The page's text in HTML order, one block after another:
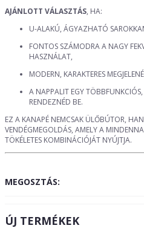
AJÁNLOTT VÁLASZTÁS, HA:
U-ALAKÚ, ÁGYAZHATÓ
FONTOS SZÁMODRA A NAGY
HASZNÁLAT,
MODERN, KARAKTERES
A NAPPALIT EGY
RENDEZNÉD BE.
EZ A KANAPÉ NEMCSAK ÜLŐBÚTOR,
VENDÉGMEGOLDÁS, AMELY A
TÖKÉLETES KOMBINÁCIÓJÁT NYÚJTJA.
MEGOSZTÁS:
ÚJ TERMÉKEK